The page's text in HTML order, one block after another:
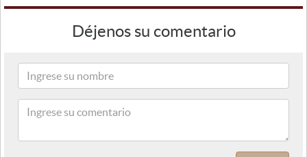
Déjenos su comentario